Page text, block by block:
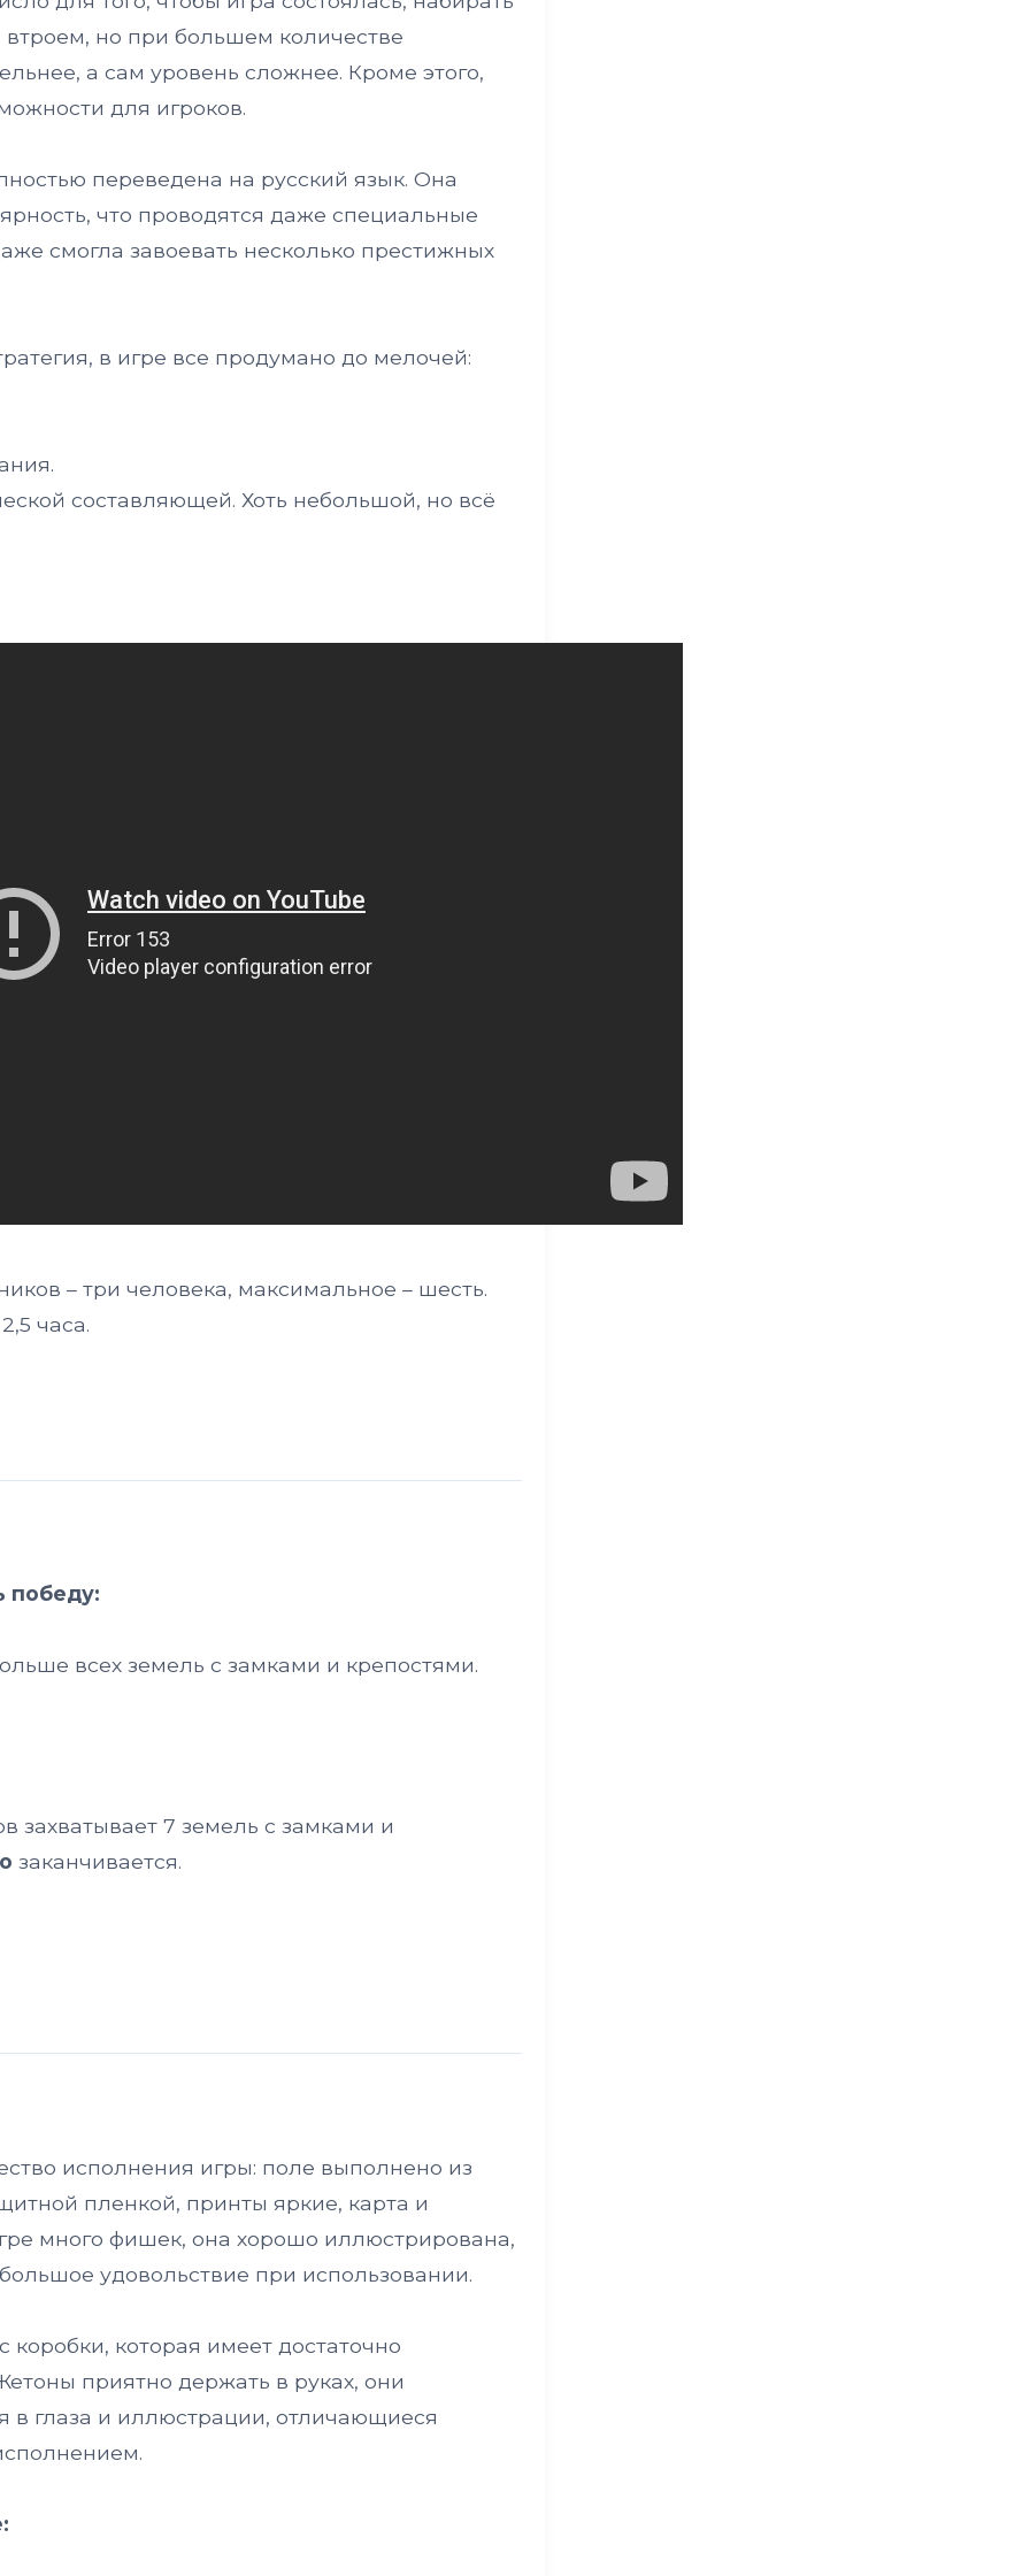
но при большем количестве
а сам уровень сложнее. Кроме этого,
для игроков.
переведена на русский язык. Она
что проводятся даже специальные
смогла завоевать несколько престижных
в игре все продумано до мелочей:
составляющей. Хоть небольшой, но всё
– три человека, максимальное – шесть.
часа.
победу:
всех земель с замками и крепостями.
захватывает 7 земель с замками и
заканчивается.
исполнения игры: поле выполнено из
пленкой, принты яркие, карта и
много фишек, она хорошо иллюстрирована,
удовольствие при использовании.
коробки, которая имеет достаточно
приятно держать в руках, они
в глаза и иллюстрации, отличающиеся